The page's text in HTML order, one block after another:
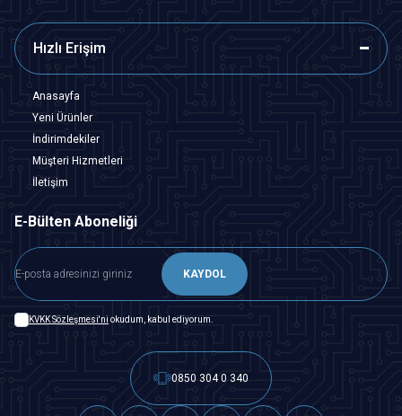
Hızlı Erişim
Anasayfa
Yeni Ürünler
İndirimdekiler
Müşteri Hizmetleri
İletişim
E-Bülten Aboneliği
KAYDOL
KVKK Sözleşmesi'ni okudum, kabul ediyorum.
0850 304 0 340